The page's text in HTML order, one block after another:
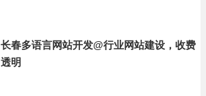
长春多语言网站开发@行业网站建设，收费
透明